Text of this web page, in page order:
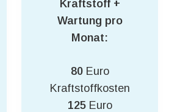
Kraftstoff +
Wartung pro
Monat:
80 Euro
Kraftstoffkosten
125 Euro